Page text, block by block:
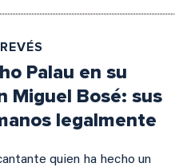
Palau en su
Miguel Bosé: sus
legalmente
quien ha hecho un